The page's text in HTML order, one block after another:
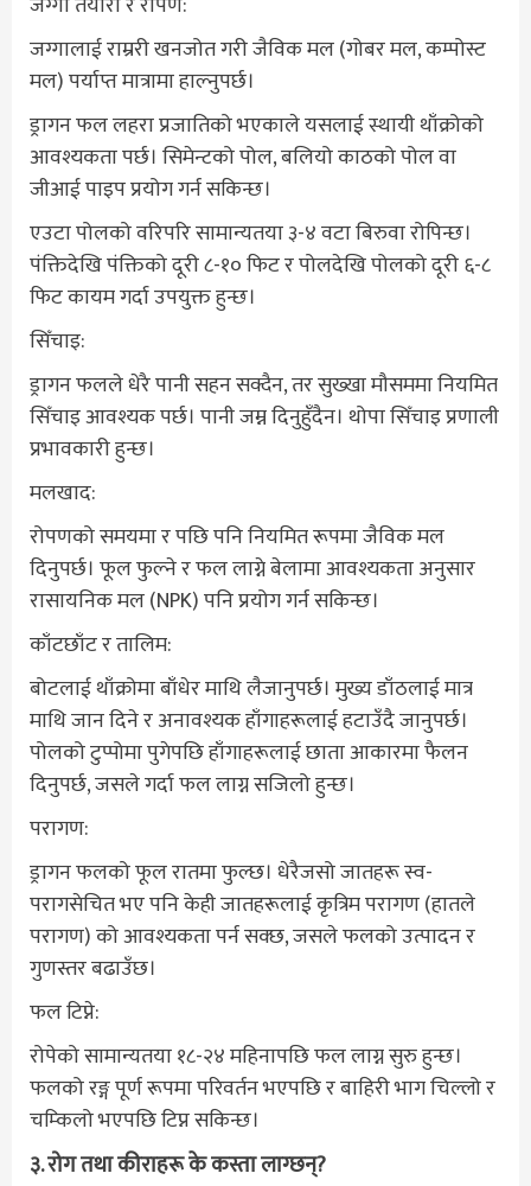
जग्गालाई राम्ररी खनजोत गरी जैविक मल (गोबर मल, कम्पोस्ट
मल) पर्याप्त मात्रामा हाल्नुपर्छ।
ड्रागन फल लहरा प्रजातिको भएकाले यसलाई स्थायी थाँक्रोको
आवश्यकता पर्छ। सिमेन्टको पोल, बलियो काठको पोल वा
जीआई पाइप प्रयोग गर्न सकिन्छ।
एउटा पोलको वरिपरि सामान्यतया ३-४ वटा बिरुवा रोपिन्छ।
पंक्तिदेखि पंक्तिको दूरी ८-१० फिट र पोलदेखि पोलको दूरी ६-८
फिट कायम गर्दा उपयुक्त हुन्छ।
सिँचाइ:
ड्रागन फलले धेरै पानी सहन सक्दैन, तर सुख्खा मौसममा नियमित
सिँचाइ आवश्यक पर्छ। पानी जम्न दिनुहुँदैन। थोपा सिँचाइ प्रणाली
प्रभावकारी हुन्छ।
मलखाद:
रोपणको समयमा र पछि पनि नियमित रूपमा जैविक मल
दिनुपर्छ। फूल फुल्ने र फल लाग्ने बेलामा आवश्यकता अनुसार
रासायनिक मल (NPK) पनि प्रयोग गर्न सकिन्छ।
काँटछाँट र तालिम:
बोटलाई थाँक्रोमा बाँधेर माथि लैजानुपर्छ। मुख्य डाँठलाई मात्र
माथि जान दिने र अनावश्यक हाँगाहरूलाई हटाउँदै जानुपर्छ।
पोलको टुप्पोमा पुगेपछि हाँगाहरूलाई छाता आकारमा फैलन
दिनुपर्छ, जसले गर्दा फल लाग्न सजिलो हुन्छ।
परागण:
ड्रागन फलको फूल रातमा फुल्छ। धेरैजसो जातहरू स्व-
परागसेचित भए पनि केही जातहरूलाई कृत्रिम परागण (हातले
परागण) को आवश्यकता पर्न सक्छ, जसले फलको उत्पादन र
गुणस्तर बढाउँछ।
फल टिप्ने:
रोपेको सामान्यतया १८-२४ महिनापछि फल लाग्न सुरु हुन्छ।
फलको रङ्ग पूर्ण रूपमा परिवर्तन भएपछि र बाहिरी भाग चिल्लो र
चम्किलो भएपछि टिप्न सकिन्छ।
३. रोग तथा कीराहरू के कस्ता लाग्छन्?